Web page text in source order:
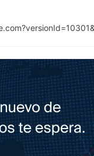
AvaTradeOfficial